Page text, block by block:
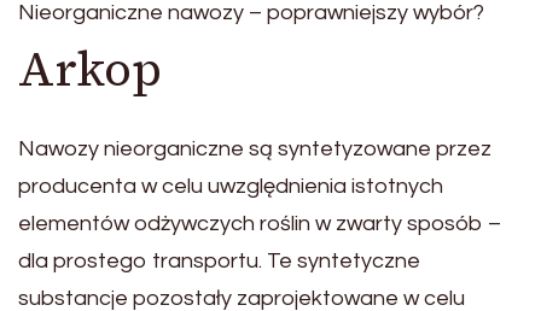
Nieorganiczne nawozy – poprawniejszy wybór?
Arkop
Nawozy nieorganiczne są syntetyzowane przez
producenta w celu uwzględnienia istotnych
elementów odżywczych roślin w zwarty sposób –
dla prostego transportu. Te syntetyczne
substancje pozostały zaprojektowane w celu